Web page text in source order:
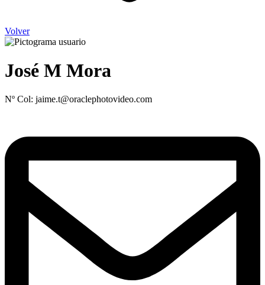
Volver
José M Mora
Nº Col: jaime.t@oraclephotovideo.com